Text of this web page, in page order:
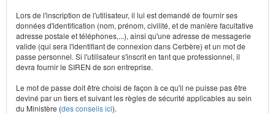
Lors de l'inscription de l'utilisateur, il lui est demandé de fournir ses
données d'identification (nom, prénom, civilité, et de manière facultative
adresse postale et téléphones,...), ainsi qu'une adresse de messagerie
valide (qui sera l'identifiant de connexion dans Cerbère) et un mot de
passe personnel. Si l'utilisateur s'inscrit en tant que professionnel, il
devra fournir le SIREN de son entreprise.
Le mot de passe doit être choisi de façon à ce qu'il ne puisse pas être
deviné par un tiers et suivant les règles de sécurité applicables au sein
du Ministère (des conseils ici).